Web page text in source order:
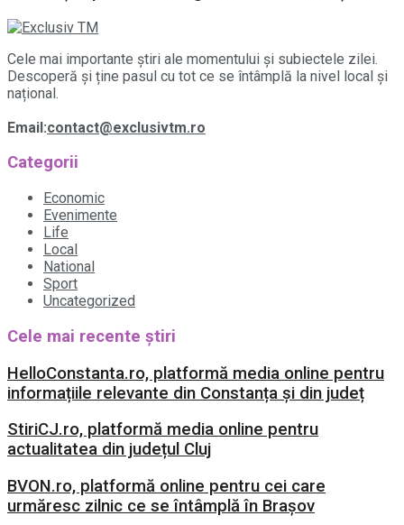
Cele mai importante știri ale momentului și subiectele zilei.
Descoperă și ține pasul cu tot ce se întâmplă la nivel local și
național.
Email:contact@exclusivtm.ro
Categorii
Economic
Evenimente
Life
Local
National
Sport
Uncategorized
Cele mai recente știri
HelloConstanta.ro, platformă media online pentru
informațiile relevante din Constanța și din județ
StiriCJ.ro, platformă media online pentru
actualitatea din județul Cluj
BVON.ro, platformă online pentru cei care
urmăresc zilnic ce se întâmplă în Brașov